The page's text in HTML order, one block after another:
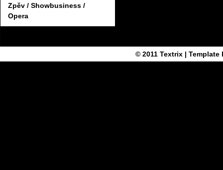
Zpěv / Showbusiness /
Opera
© 2011 Textrix| Template